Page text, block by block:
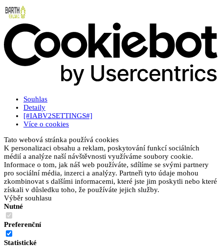
Souhlas
Detaily
[#IABV2SETTINGS#]
Více o cookies
Tato webová stránka používá cookies
K personalizaci obsahu a reklam, poskytování funkcí sociálních
médií a analýze naší návštěvnosti využíváme soubory cookie.
Informace o tom, jak náš web používáte, sdílíme se svými partnery
pro sociální média, inzerci a analýzy. Partneři tyto údaje mohou
zkombinovat s dalšími informacemi, které jste jim poskytli nebo které
získali v důsledku toho, že používáte jejich služby.
Výběr souhlasu
Nutné
Preferenční
Statistické